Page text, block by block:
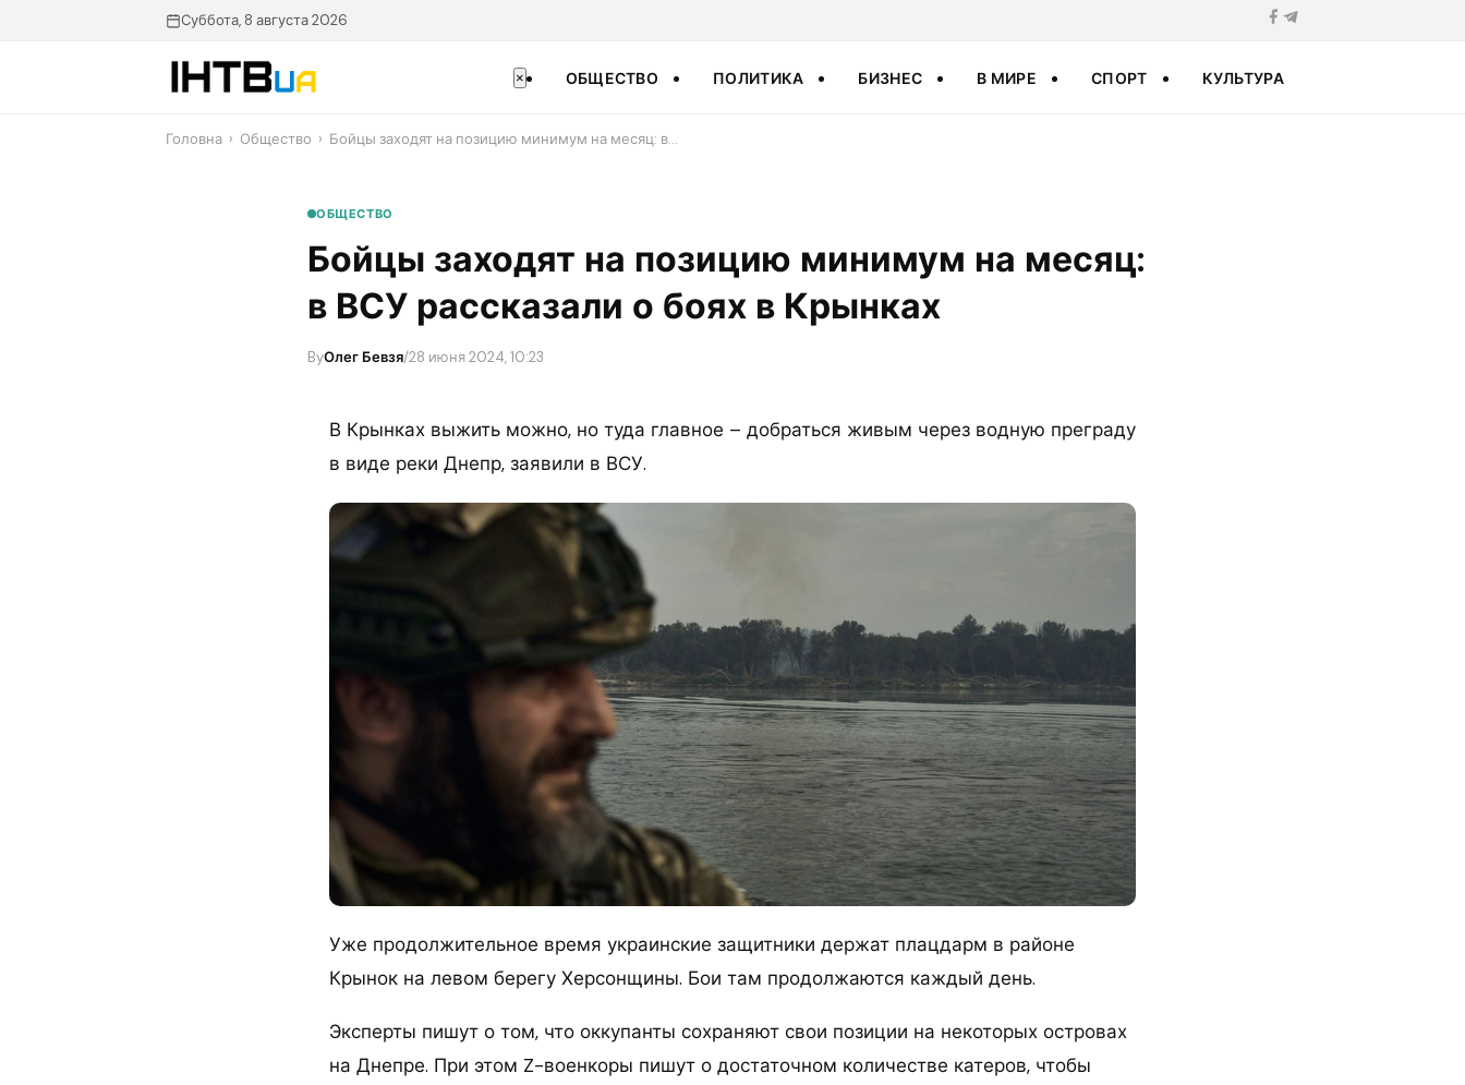
Суббота, 8 августа 2026
× ОБЩЕСТВО ПОЛИТИКА БИЗНЕС В МИРЕ СПОРТ КУЛЬТУРА
Головна › Общество › ​Бойцы заходят на позицию минимум на месяц: в…
ОБЩЕСТВО
​Бойцы заходят на позицию минимум на месяц:
в ВСУ рассказали о боях в Крынках
ByОлег Бевзя/28 июня 2024, 10:23
В Крынках выжить можно, но туда главное – добраться живым через водную преграду
в виде реки Днепр, заявили в ВСУ.
Уже продолжительное время украинские защитники держат плацдарм в районе
Крынок на левом берегу Херсонщины. Бои там продолжаются каждый день.
Эксперты пишут о том, что оккупанты сохраняют свои позиции на некоторых островах
на Днепре. При этом Z-военкоры пишут о достаточном количестве катеров, чтобы